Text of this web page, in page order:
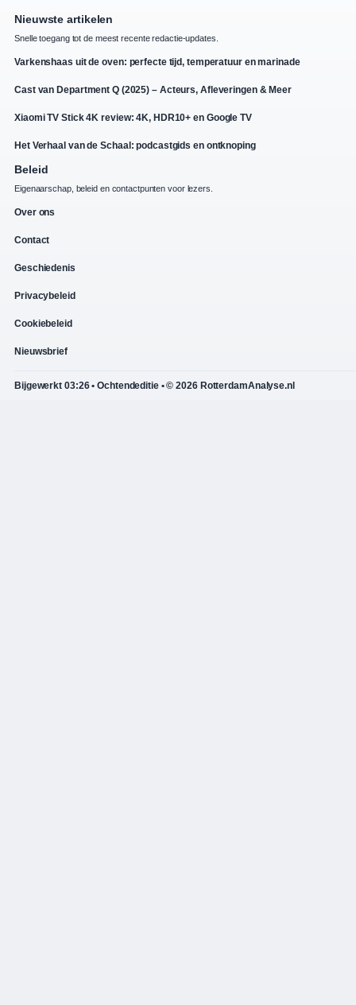
Nieuwste artikelen
Snelle toegang tot de meest recente redactie-updates.
Varkenshaas uit de oven: perfecte tijd, temperatuur en marinade
Cast van Department Q (2025) – Acteurs, Afleveringen & Meer
Xiaomi TV Stick 4K review: 4K, HDR10+ en Google TV
Het Verhaal van de Schaal: podcastgids en ontknoping
Beleid
Eigenaarschap, beleid en contactpunten voor lezers.
Over ons
Contact
Geschiedenis
Privacybeleid
Cookiebeleid
Nieuwsbrief
Bijgewerkt 03:26 • Ochtendeditie • © 2026 RotterdamAnalyse.nl